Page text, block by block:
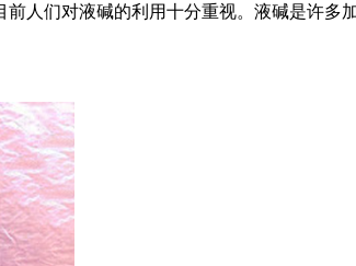
人们对液碱的利用十分重视。液碱是许多